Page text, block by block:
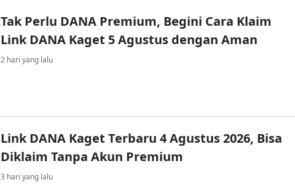
Tak Perlu DANA Premium, Begini Cara Klaim
Link DANA Kaget 5 Agustus dengan Aman
2 hari yang lalu
Link DANA Kaget Terbaru 4 Agustus 2026, Bisa
Diklaim Tanpa Akun Premium
3 hari yang lalu